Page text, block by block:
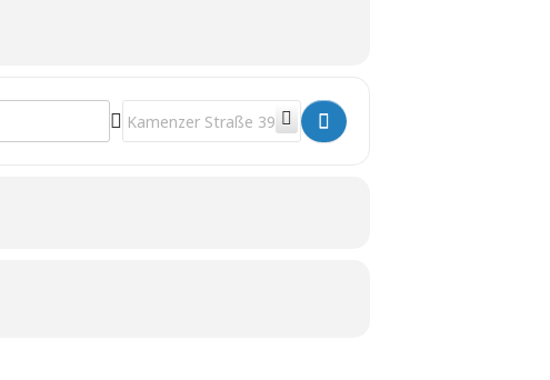
Destination Address - Aktivensitzung []